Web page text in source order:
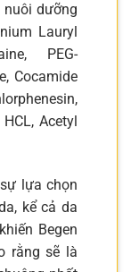
dưỡng
Lauryl
PEG-
Cocamide
Acetyl
lựa chọn
kể cả da
Begen
rằng sẽ là